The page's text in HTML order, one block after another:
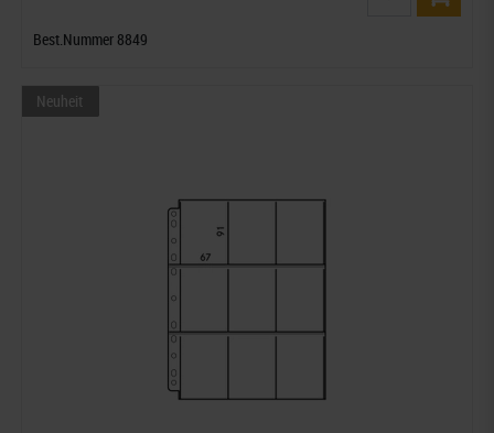
Best.Nummer 8849
Neuheit